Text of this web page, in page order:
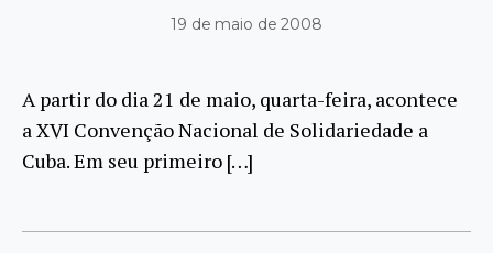
19 de maio de 2008
A partir do dia 21 de maio, quarta-feira, acontece
a XVI Convenção Nacional de Solidariedade a
Cuba. Em seu primeiro […]